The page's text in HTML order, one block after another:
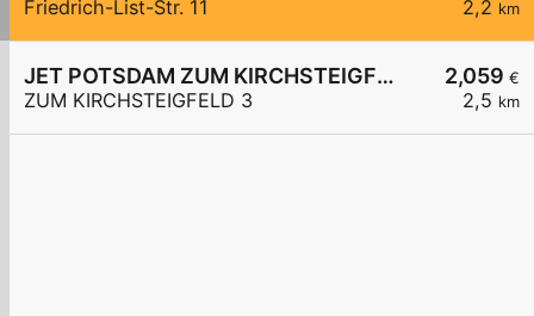
2,2 km
Friedrich-List-Str. 11
2,059 €
2,5 km
JET POTSDAM ZUM KIRCHSTEIGFELD 3
ZUM KIRCHSTEIGFELD 3